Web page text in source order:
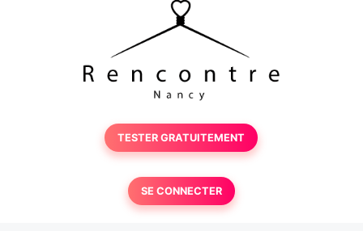
TESTER GRATUITEMENT
SE CONNECTER